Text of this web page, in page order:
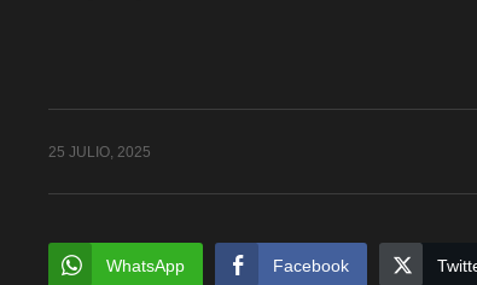
25 JULIO, 2025
WhatsApp Facebook